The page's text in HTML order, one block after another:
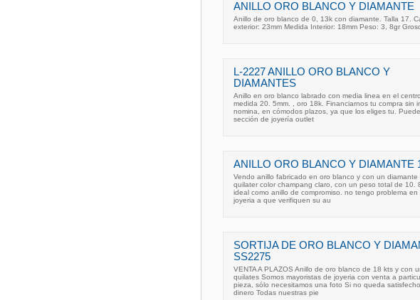
ANILLO ORO BLANCO Y DIAMANTE
Anillo de oro blanco de 0, 13k con diamante. Talla 17.
exterior: 23mm Medida Interior: 18mm Peso: 3, 8gr
L-2227 ANILLO ORO BLANCO Y
DIAMANTES
Anillo en oro blanco labrado con media linea en el
medida 20. 5mm. , oro 18k. Financiarnos tu compra sin
nomina, en cómodos plazos, ya que los eliges tu.
sección de joyería outlet
ANILLO ORO BLANCO Y DIAMANTE
Vendo anillo fabricado en oro blanco y con un
quilater color champang claro, con un peso total de 10.
ideal como anillo de compromiso. no tengo problema
joyeria a que verifiquen su au
SORTIJA DE ORO BLANCO Y
SS2275
VENTA A PLAZOS Anillo de oro blanco de 18 kts y con
quilates Somos mayoristas de joyeria con venta a
pieza, sólo necesitamos una foto Si no queda
dinero Todas nuestras pie